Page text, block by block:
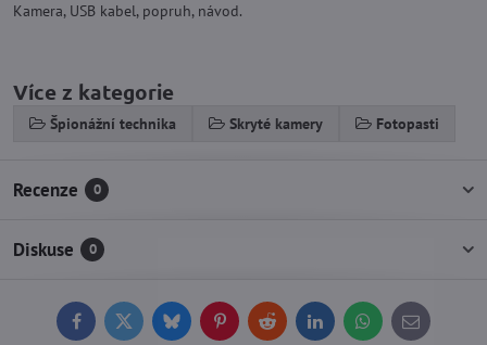
Kamera, USB kabel, popruh, návod.
Více z kategorie
Špionážní technika Skryté kamery Fotopasti
Recenze 0
Diskuse 0
FacebookTwitterBlueskyPinterestReddit LinkedInWhatsApp
E-